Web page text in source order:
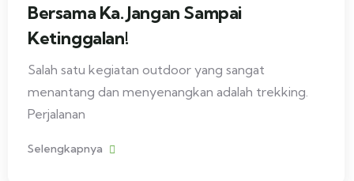
Bersama Ka. Jangan Sampai
Ketinggalan!
Salah satu kegiatan outdoor yang sangat
menantang dan menyenangkan adalah trekking.
Perjalanan
Selengkapnya